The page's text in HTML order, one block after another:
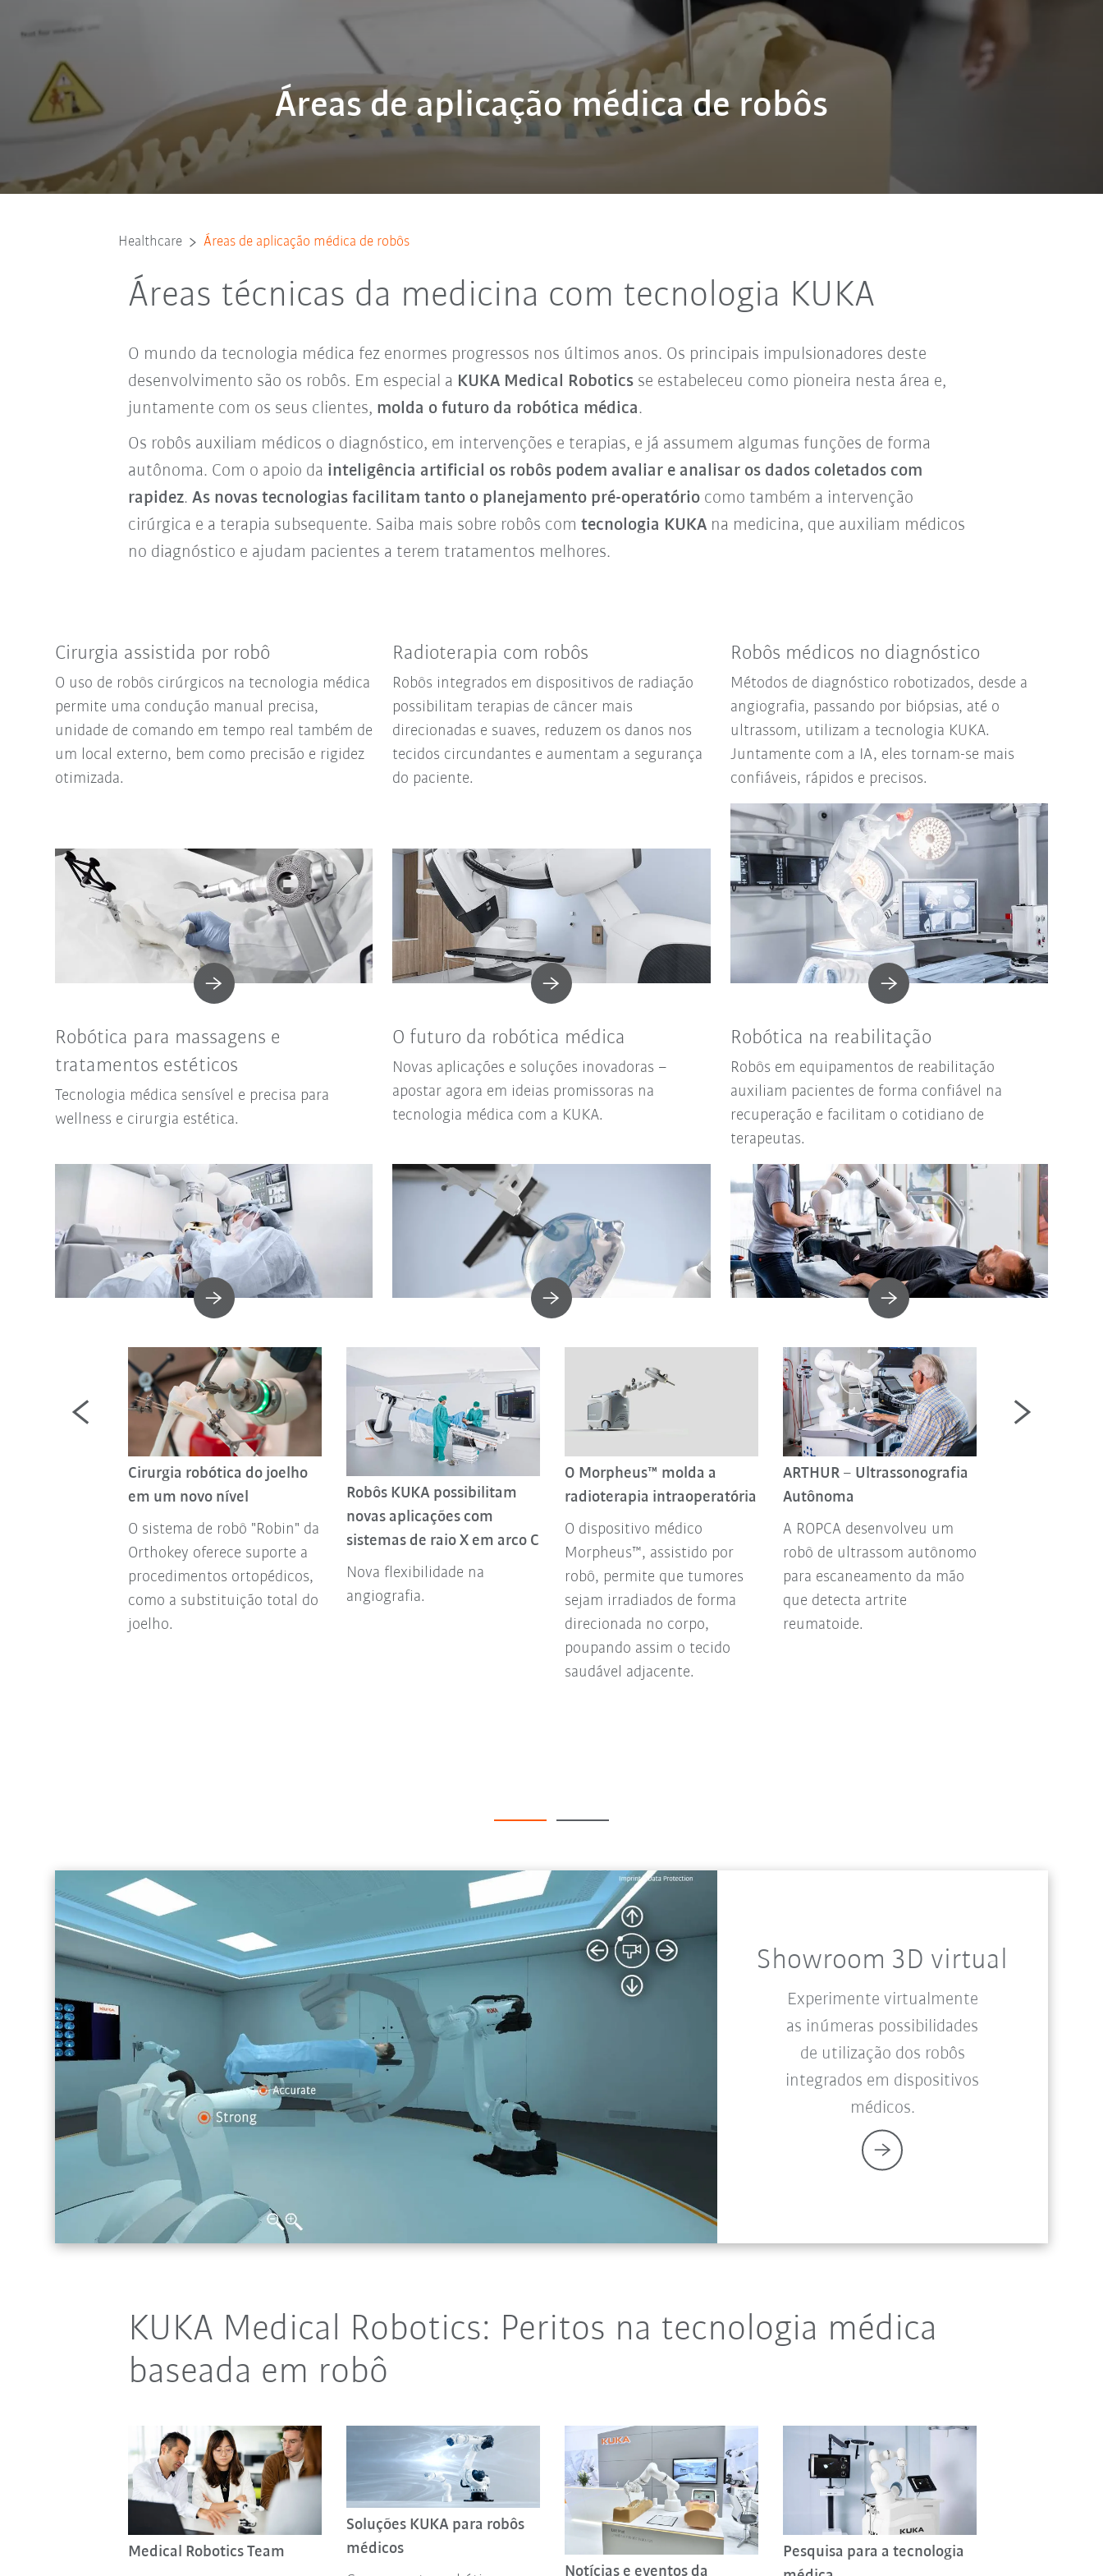
Áreas de aplicação médica de robôs
Healthcare Áreas de aplicação médica de robôs
Áreas técnicas da medicina com tecnologia KUKA
O mundo da tecnologia médica fez enormes progressos nos últimos anos. Os principais impulsionadores deste
desenvolvimento são os robôs. Em especial a KUKA Medical Roboticsse estabeleceu como pioneira nesta área e,
juntamente com os seus clientes, molda o futuro da robótica médica.
Os robôs auxiliam médicos o diagnóstico, em intervenções e terapias, e já assumem algumas funções de forma
autônoma. Com o apoio da inteligência artificial os robôs podem avaliar e analisar os dados coletados com
rapidez. As novas tecnologias facilitam tanto o planejamento pré-operatóriocomo também a intervenção
cirúrgica e a terapia subsequente. Saiba mais sobre robôs com tecnologia KUKAna medicina, que auxiliam médicos
no diagnóstico e ajudam pacientes a terem tratamentos melhores.
Cirurgia assistida por robô
O uso de robôs cirúrgicos na tecnologia médica
permite uma condução manual precisa,
unidade de comando em tempo real também de
um local externo, bem como precisão e rigidez
otimizada.
Radioterapia com robôs
Robôs integrados em dispositivos de radiação
possibilitam terapias de câncer mais
direcionadas e suaves, reduzem os danos nos
tecidos circundantes e aumentam a segurança
do paciente.
Robôs médicos no diagnóstico
Métodos de diagnóstico robotizados, desde a
angiografia, passando por biópsias, até o
ultrassom, utilizam a tecnologia KUKA.
Juntamente com a IA, eles tornam-se mais
confiáveis, rápidos e precisos.
Robótica para massagens e
tratamentos estéticos
Tecnologia médica sensível e precisa para
wellness e cirurgia estética.
O futuro da robótica médica
Novas aplicações e soluções inovadoras –
apostar agora em ideias promissoras na
tecnologia médica com a KUKA.
Robótica na reabilitação
Robôs em equipamentos de reabilitação
auxiliam pacientes de forma confiável na
recuperação e facilitam o cotidiano de
terapeutas.
Cirurgia robótica do joelho
em um novo nível
O sistema de robô "Robin" da
Orthokey oferece suporte a
procedimentos ortopédicos,
como a substituição total do
joelho.
Robôs KUKA possibilitam
novas aplicações com
sistemas de raio X em arco C
Nova flexibilidade na
angiografia.
O Morpheus™ molda a
radioterapia intraoperatória
O dispositivo médico
Morpheus™, assistido por
robô, permite que tumores
sejam irradiados de forma
direcionada no corpo,
poupando assim o tecido
saudável adjacente.
ARTHUR – Ultrassonografia
Autônoma
A ROPCA desenvolveu um
robô de ultrassom autônomo
para escaneamento da mão
que detecta artrite
reumatoide.
Showroom 3D virtual
Experimente virtualmente
as inúmeras possibilidades
de utilização dos robôs
integrados em dispositivos
médicos.
KUKA Medical Robotics: Peritos na tecnologia médica
baseada em robô
Medical Robotics Team
Soluções KUKA para robôs
médicos
Notícias e eventos da
Pesquisa para a tecnologia